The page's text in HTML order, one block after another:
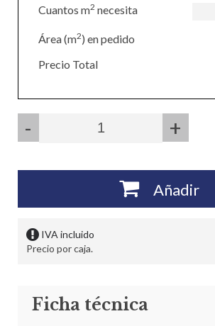
Cuantos m2 necesita
Área (m2) en pedido
Precio Total
- +
Añadir
IVA incluido
Precio por caja.
Ficha técnica